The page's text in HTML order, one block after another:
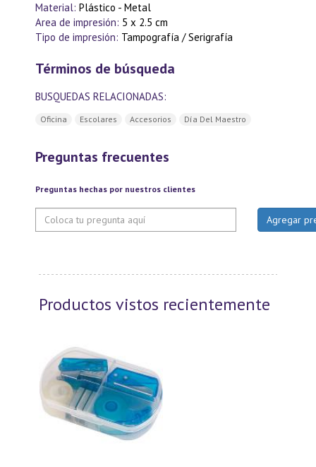
Material: Plástico - Metal
Area de impresión: 5 x 2.5 cm
Tipo de impresión: Tampografía / Serigrafía
Términos de búsqueda
BUSQUEDAS RELACIONADAS:
Oficina Escolares Accesorios Día Del Maestro
Preguntas frecuentes
Preguntas hechas por nuestros clientes
Productos vistos recientemente